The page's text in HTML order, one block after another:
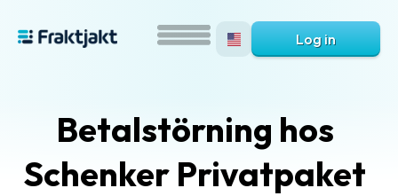
Log in
Betalstörning hos
Schenker Privatpaket